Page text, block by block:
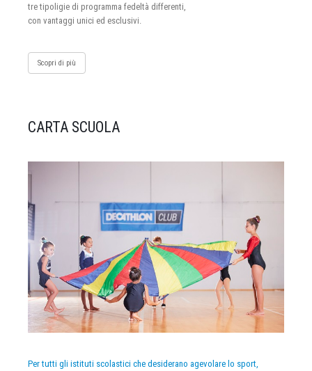
tre tipoligie di programma fedeltà differenti,
con vantaggi unici ed esclusivi.
Scopri di più
CARTA SCUOLA
Per tutti gli istituti scolastici che desiderano agevolare lo sport,